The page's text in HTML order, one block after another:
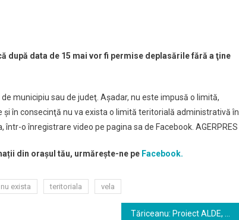
după data de 15 mai vor fi permise deplasările fără a ţine
municipiu sau de judeţ. Aşadar, nu este impusă o limită,
în consecinţă nu va exista o limită teritorială administrativă în
o înregistrare video pe pagina sa de Facebook. AGERPRES
din orașul tău, urmărește-ne pe Facebook.
nu exista teritoriala vela